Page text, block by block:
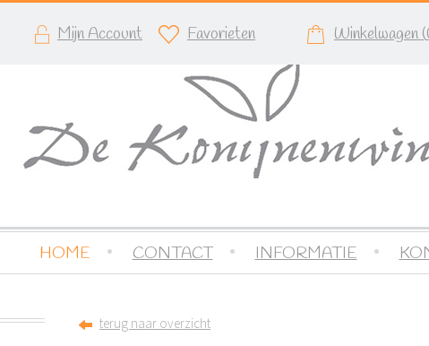
Mijn Account Favorieten Winkelwagen (
HOME CONTACT INFORMATIE
terug naar overzicht